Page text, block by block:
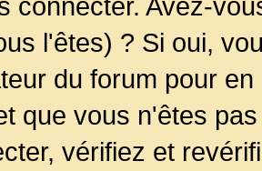
l'êtes) ? Si oui,
du forum pour
que vous n'êtes
vérifiez et